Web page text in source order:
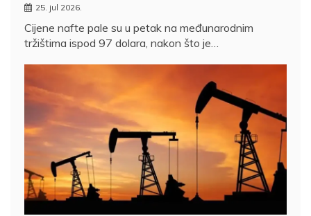
25. jul 2026.
Cijene nafte pale su u petak na međunarodnim
tržištima ispod 97 dolara, nakon što je…